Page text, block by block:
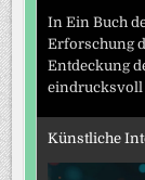
In Ein Buch
Erforschung
Entdeckung
eindrucksvoll
Künstliche